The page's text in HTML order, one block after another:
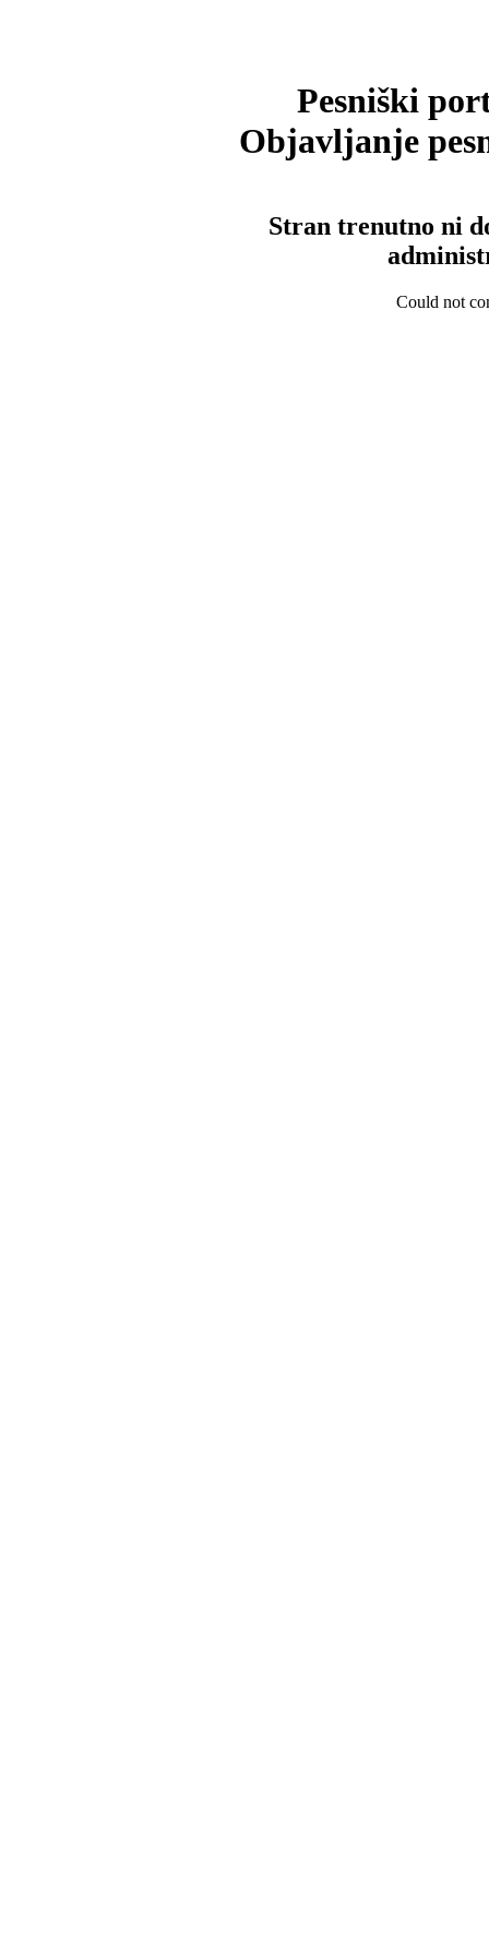
Pesniški
Objavljanje
Stran trenutno ni
Could not